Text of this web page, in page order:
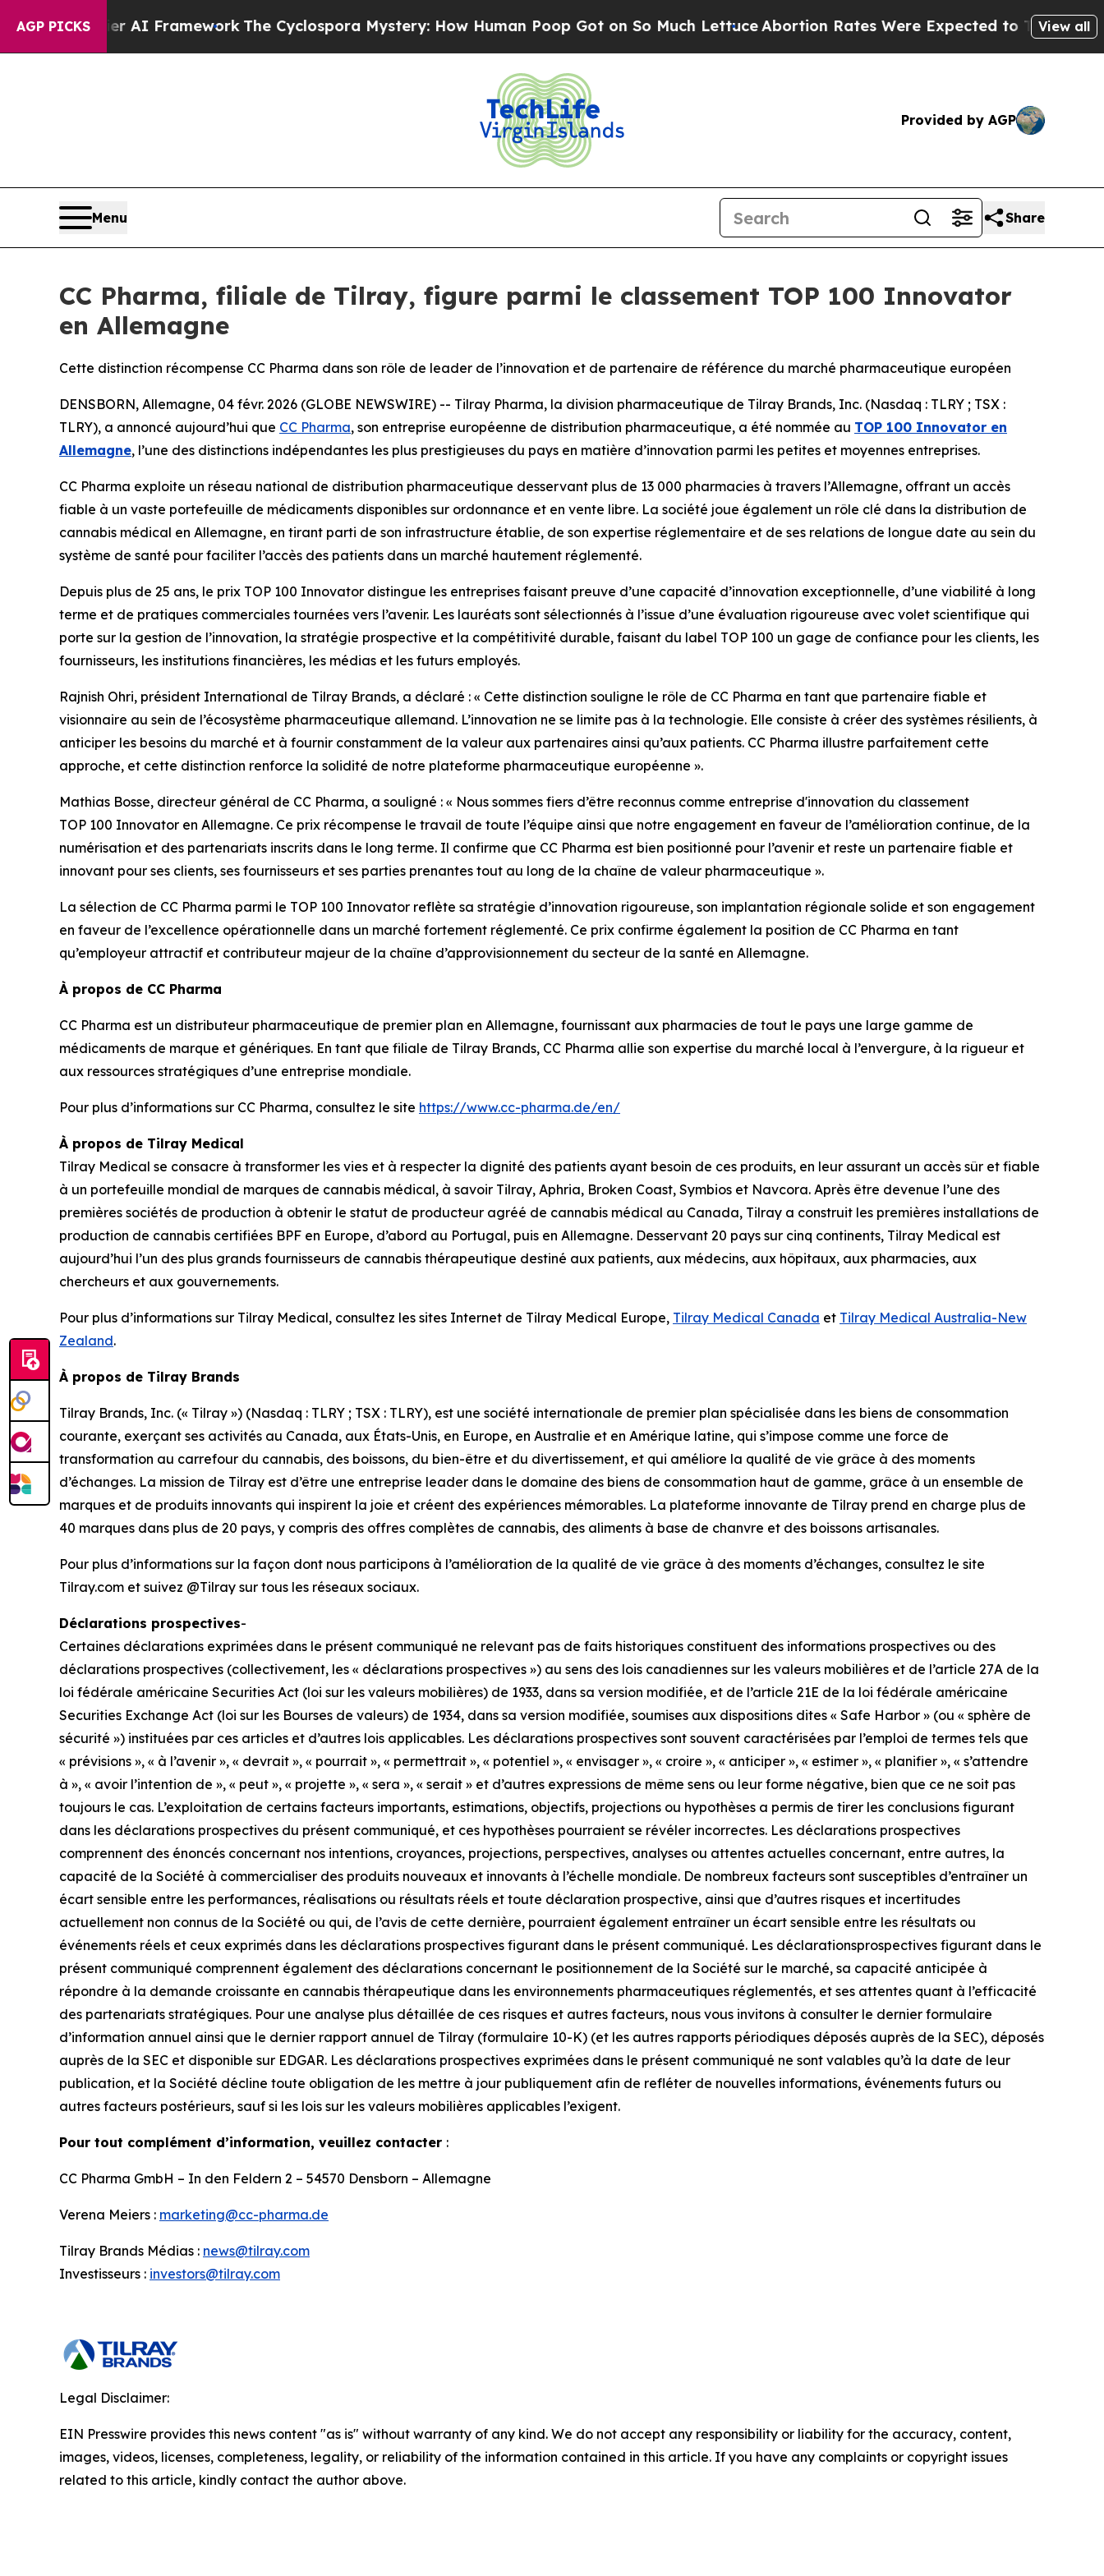
AGP PICKS
AI Framework The Cyclospora Mystery: How Human Poop Got on So Much LettuceAbortion Rates Were Expected to Tank After Roe v.
View all
Provided by AGP
Menu Share
CC Pharma, filiale de Tilray, figure parmi le classement TOP 100 Innovator
en Allemagne
Cette distinction récompense CC Pharma dans son rôle de leader de l’innovation et de partenaire de référence du marché pharmaceutique européen
DENSBORN, Allemagne, 04 févr. 2026 (GLOBE NEWSWIRE) -- Tilray Pharma, la division pharmaceutique de Tilray Brands, Inc. (Nasdaq : TLRY ; TSX :
TLRY), a annoncé aujourd’hui que CC Pharma, son entreprise européenne de distribution pharmaceutique, a été nommée au TOP 100 Innovator en
Allemagne, l’une des distinctions indépendantes les plus prestigieuses du pays en matière d’innovation parmi les petites et moyennes entreprises.
CC Pharma exploite un réseau national de distribution pharmaceutique desservant plus de 13 000 pharmacies à travers l’Allemagne, offrant un accès
fiable à un vaste portefeuille de médicaments disponibles sur ordonnance et en vente libre. La société joue également un rôle clé dans la distribution de
cannabis médical en Allemagne, en tirant parti de son infrastructure établie, de son expertise réglementaire et de ses relations de longue date au sein du
système de santé pour faciliter l’accès des patients dans un marché hautement réglementé.
Depuis plus de 25 ans, le prix TOP 100 Innovator distingue les entreprises faisant preuve d’une capacité d’innovation exceptionnelle, d’une viabilité à long
terme et de pratiques commerciales tournées vers l’avenir. Les lauréats sont sélectionnés à l’issue d’une évaluation rigoureuse avec volet scientifique qui
porte sur la gestion de l’innovation, la stratégie prospective et la compétitivité durable, faisant du label TOP 100 un gage de confiance pour les clients, les
fournisseurs, les institutions financières, les médias et les futurs employés.
Rajnish Ohri, président International de Tilray Brands, a déclaré : « Cette distinction souligne le rôle de CC Pharma en tant que partenaire fiable et
visionnaire au sein de l’écosystème pharmaceutique allemand. L’innovation ne se limite pas à la technologie. Elle consiste à créer des systèmes résilients, à
anticiper les besoins du marché et à fournir constamment de la valeur aux partenaires ainsi qu’aux patients. CC Pharma illustre parfaitement cette
approche, et cette distinction renforce la solidité de notre plateforme pharmaceutique européenne ».
Mathias Bosse, directeur général de CC Pharma, a souligné : « Nous sommes fiers d’être reconnus comme entreprise d'innovation du classement
TOP 100 Innovator en Allemagne. Ce prix récompense le travail de toute l’équipe ainsi que notre engagement en faveur de l’amélioration continue, de la
numérisation et des partenariats inscrits dans le long terme. Il confirme que CC Pharma est bien positionné pour l’avenir et reste un partenaire fiable et
innovant pour ses clients, ses fournisseurs et ses parties prenantes tout au long de la chaîne de valeur pharmaceutique ».
La sélection de CC Pharma parmi le TOP 100 Innovator reflète sa stratégie d’innovation rigoureuse, son implantation régionale solide et son engagement
en faveur de l’excellence opérationnelle dans un marché fortement réglementé. Ce prix confirme également la position de CC Pharma en tant
qu’employeur attractif et contributeur majeur de la chaîne d’approvisionnement du secteur de la santé en Allemagne.
À propos de CC Pharma
CC Pharma est un distributeur pharmaceutique de premier plan en Allemagne, fournissant aux pharmacies de tout le pays une large gamme de
médicaments de marque et génériques. En tant que filiale de Tilray Brands, CC Pharma allie son expertise du marché local à l’envergure, à la rigueur et
aux ressources stratégiques d’une entreprise mondiale.
Pour plus d’informations sur CC Pharma, consultez le site https://www.cc-pharma.de/en/
À propos de Tilray Medical
Tilray Medical se consacre à transformer les vies et à respecter la dignité des patients ayant besoin de ces produits, en leur assurant un accès sûr et fiable
à un portefeuille mondial de marques de cannabis médical, à savoir Tilray, Aphria, Broken Coast, Symbios et Navcora. Après être devenue l’une des
premières sociétés de production à obtenir le statut de producteur agréé de cannabis médical au Canada, Tilray a construit les premières installations de
production de cannabis certifiées BPF en Europe, d’abord au Portugal, puis en Allemagne. Desservant 20 pays sur cinq continents, Tilray Medical est
aujourd’hui l’un des plus grands fournisseurs de cannabis thérapeutique destiné aux patients, aux médecins, aux hôpitaux, aux pharmacies, aux
chercheurs et aux gouvernements.
Pour plus d’informations sur Tilray Medical, consultez les sites Internet de Tilray Medical Europe, Tilray Medical Canada et Tilray Medical Australia-New
Zealand.
À propos de Tilray Brands
Tilray Brands, Inc. (« Tilray ») (Nasdaq : TLRY ; TSX : TLRY), est une société internationale de premier plan spécialisée dans les biens de consommation
courante, exerçant ses activités au Canada, aux États-Unis, en Europe, en Australie et en Amérique latine, qui s’impose comme une force de
transformation au carrefour du cannabis, des boissons, du bien-être et du divertissement, et qui améliore la qualité de vie grâce à des moments
d’échanges. La mission de Tilray est d’être une entreprise leader dans le domaine des biens de consommation haut de gamme, grâce à un ensemble de
marques et de produits innovants qui inspirent la joie et créent des expériences mémorables. La plateforme innovante de Tilray prend en charge plus de
40 marques dans plus de 20 pays, y compris des offres complètes de cannabis, des aliments à base de chanvre et des boissons artisanales.
Pour plus d’informations sur la façon dont nous participons à l’amélioration de la qualité de vie grâce à des moments d’échanges, consultez le site
Tilray.com et suivez @Tilray sur tous les réseaux sociaux.
Déclarations prospectives-
Certaines déclarations exprimées dans le présent communiqué ne relevant pas de faits historiques constituent des informations prospectives ou des
déclarations prospectives (collectivement, les « déclarations prospectives ») au sens des lois canadiennes sur les valeurs mobilières et de l’article 27A de la
loi fédérale américaine Securities Act (loi sur les valeurs mobilières) de 1933, dans sa version modifiée, et de l’article 21E de la loi fédérale américaine
Securities Exchange Act (loi sur les Bourses de valeurs) de 1934, dans sa version modifiée, soumises aux dispositions dites « Safe Harbor » (ou « sphère de
sécurité ») instituées par ces articles et d’autres lois applicables. Les déclarations prospectives sont souvent caractérisées par l’emploi de termes tels que
« prévisions », « à l’avenir », « devrait », « pourrait », « permettrait », « potentiel », « envisager », « croire », « anticiper », « estimer », « planifier », « s’attendre
à », « avoir l’intention de », « peut », « projette », « sera », « serait » et d’autres expressions de même sens ou leur forme négative, bien que ce ne soit pas
toujours le cas. L’exploitation de certains facteurs importants, estimations, objectifs, projections ou hypothèses a permis de tirer les conclusions figurant
dans les déclarations prospectives du présent communiqué, et ces hypothèses pourraient se révéler incorrectes. Les déclarations prospectives
comprennent des énoncés concernant nos intentions, croyances, projections, perspectives, analyses ou attentes actuelles concernant, entre autres, la
capacité de la Société à commercialiser des produits nouveaux et innovants à l’échelle mondiale. De nombreux facteurs sont susceptibles d’entraîner un
écart sensible entre les performances, réalisations ou résultats réels et toute déclaration prospective, ainsi que d’autres risques et incertitudes
actuellement non connus de la Société ou qui, de l’avis de cette dernière, pourraient également entraîner un écart sensible entre les résultats ou
événements réels et ceux exprimés dans les déclarations prospectives figurant dans le présent communiqué. Les déclarationsprospectives figurant dans le
présent communiqué comprennent également des déclarations concernant le positionnement de la Société sur le marché, sa capacité anticipée à
répondre à la demande croissante en cannabis thérapeutique dans les environnements pharmaceutiques réglementés, et ses attentes quant à l’efficacité
des partenariats stratégiques. Pour une analyse plus détaillée de ces risques et autres facteurs, nous vous invitons à consulter le dernier formulaire
d’information annuel ainsi que le dernier rapport annuel de Tilray (formulaire 10-K) (et les autres rapports périodiques déposés auprès de la SEC), déposés
auprès de la SEC et disponible sur EDGAR. Les déclarations prospectives exprimées dans le présent communiqué ne sont valables qu’à la date de leur
publication, et la Société décline toute obligation de les mettre à jour publiquement afin de refléter de nouvelles informations, événements futurs ou
autres facteurs postérieurs, sauf si les lois sur les valeurs mobilières applicables l’exigent.
Pour tout complément d’information, veuillez contacter :
CC Pharma GmbH – In den Feldern 2 – 54570 Densborn – Allemagne
Verena Meiers : marketing@cc-pharma.de
Tilray Brands Médias : news@tilray.com
Investisseurs : investors@tilray.com
Legal Disclaimer:
EIN Presswire provides this news content "as is" without warranty of any kind. We do not accept any responsibility or liability for the accuracy, content,
images, videos, licenses, completeness, legality, or reliability of the information contained in this article. If you have any complaints or copyright issues
related to this article, kindly contact the author above.